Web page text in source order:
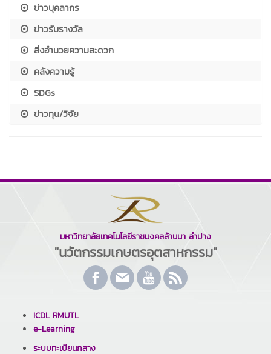
ข่าวบุคลากร
ข่าวรับรางวัล
สิ่งอำนวยความสะดวก
คลังความรู้
SDGs
ข่าวทุน/วิจัย
มหาวิทยาลัยเทคโนโลยีราชมงคลล้านนา ลำปาง
"นวัตกรรมเกษตรอุตสาหกรรม"
ICDL RMUTL
e-Learning
ระบบทะเบียนกลาง